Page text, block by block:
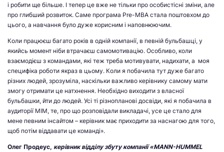
і робити ще більше. І тепер це вже не тільки про особистісні зміни, але
про глибший розвиток. Саме програма Pre-MBA стала поштовхом до
цього, а навчання було дуже корисним і наповнюючим.
Коли працюєш багато років в одній компанії, в певній бульбашці, у
якийсь момент ніби втрачаєш самомотивацію. Особливо, коли
взаємодієш з командами, які теж треба мотивувати, надихати, а моя
специфіка роботи якраз в цьому. Коли я побачила тут дуже багато
різних людей, зрозуміла, наскільки важливо керівнику самому мати
змогу отримати це натхнення. Необхідно виходити з власної
бульбашки, йти до людей. Усі ті різнопланові досвіди, які я побачила в
аудиторії МІМ, те, про що розповідали викладачі, усе це стало для
мене певним інсайтом – керівник має приходити за наснагою для того,
щоб потім віддавати це команді».
Олег Продеус, керівник відділу збуту компанії «MANN-HUMMEL